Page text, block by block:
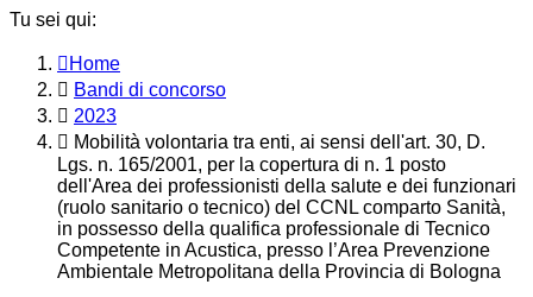
Tu sei qui:
Home
Bandi di concorso
2023
Mobilità volontaria tra enti, ai sensi dell'art. 30, D.
Lgs. n. 165/2001, per la copertura di n. 1 posto
dell'Area dei professionisti della salute e dei funzionari
(ruolo sanitario o tecnico) del CCNL comparto Sanità,
in possesso della qualifica professionale di Tecnico
Competente in Acustica, presso l’Area Prevenzione
Ambientale Metropolitana della Provincia di Bologna